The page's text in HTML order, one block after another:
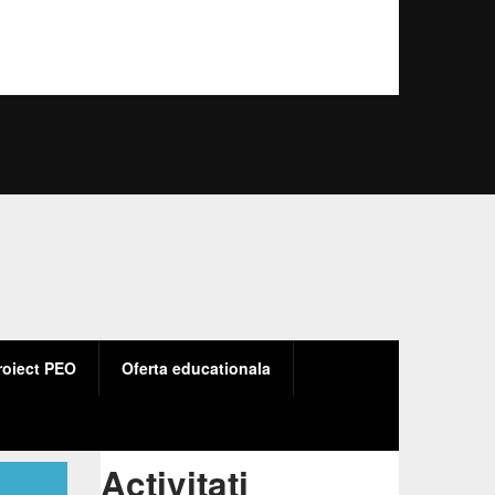
PEO Oferta educationala
Activitati